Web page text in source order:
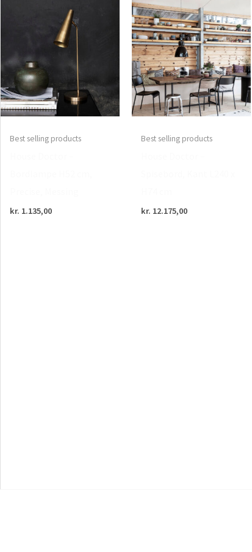
Best selling products
kr. 1.135,00
Best selling products
kr. 12.175,00